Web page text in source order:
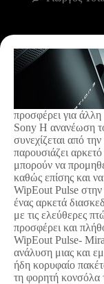
προσφέρει για
Sony Η ανανέωση
συνεχίζεται από
παρουσιάζει
μπορούν να
καθώς επίσης και
WipEout Pulse στην
ένας αρκετά
με τις ελεύθερες
προσφέρει και
WipEout Pulse-
ανάλυση μιας και
ήδη κορυφαίο
τη φορητή κονσόλα